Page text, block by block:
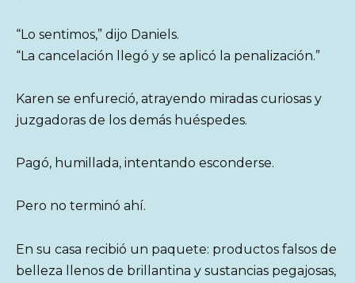
“Lo sentimos,” dijo Daniels.
“La cancelación llegó y se aplicó la penalización.”
Karen se enfureció, atrayendo miradas curiosas y
juzgadoras de los demás huéspedes.
Pagó, humillada, intentando esconderse.
Pero no terminó ahí.
En su casa recibió un paquete: productos falsos de
belleza llenos de brillantina y sustancias pegajosas,